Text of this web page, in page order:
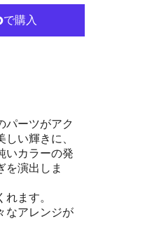
パーツがアク
い輝きに、
いカラーの発
を演出しま
ます。
なアレンジが